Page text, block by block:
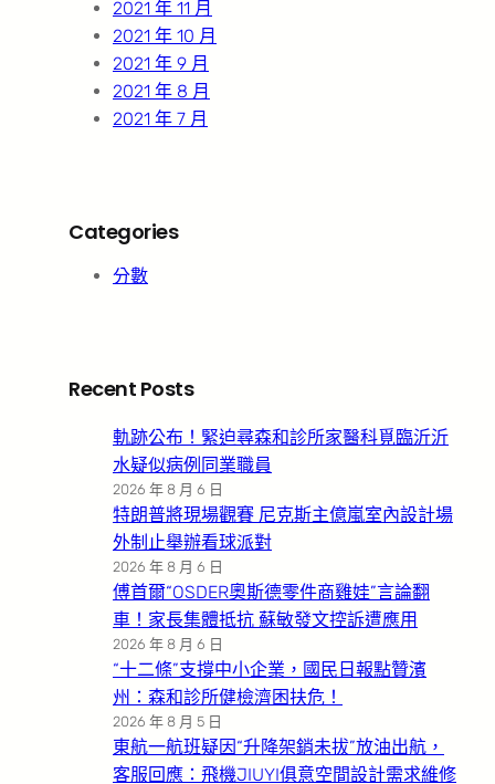
2021 年 11 月
2021 年 10 月
2021 年 9 月
2021 年 8 月
2021 年 7 月
Categories
分數
Recent Posts
軌跡公布！緊迫尋森和診所家醫科覓臨沂沂
水疑似病例同業職員
2026 年 8 月 6 日
特朗普將現場觀賽 尼克斯主億嵐室內設計場
外制止舉辦看球派對
2026 年 8 月 6 日
傅首爾“OSDER奧斯德零件商雞娃”言論翻
車！家長集體抵抗 蘇敏發文控訴遭應用
2026 年 8 月 6 日
“十二條”支撐中小企業，國民日報點贊濱
州：森和診所健檢濟困扶危！
2026 年 8 月 5 日
東航一航班疑因“升降架銷未拔”放油出航，
客服回應：飛機JIUYI俱意空間設計需求維修